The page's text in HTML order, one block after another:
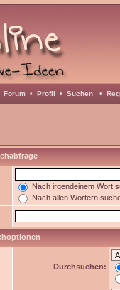
Forum • Profil • Suchen •
Nach irgendeinem Wort
Nach allen Wörtern
Durchsuchen: